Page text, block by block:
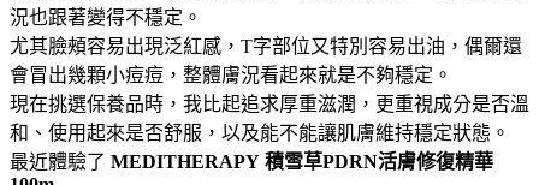
況也跟著變得不穩定。
尤其臉頰容易出現泛紅感，T字部位又特別容易出油，偶爾還
會冒出幾顆小痘痘，整體膚況看起來就是不夠穩定。
現在挑選保養品時，我比起追求厚重滋潤，更重視成分是否溫
和、使用起來是否舒服，以及能不能讓肌膚維持穩定狀態。
最近體驗了 MEDITHERAPY 積雪草PDRN活膚修復精華